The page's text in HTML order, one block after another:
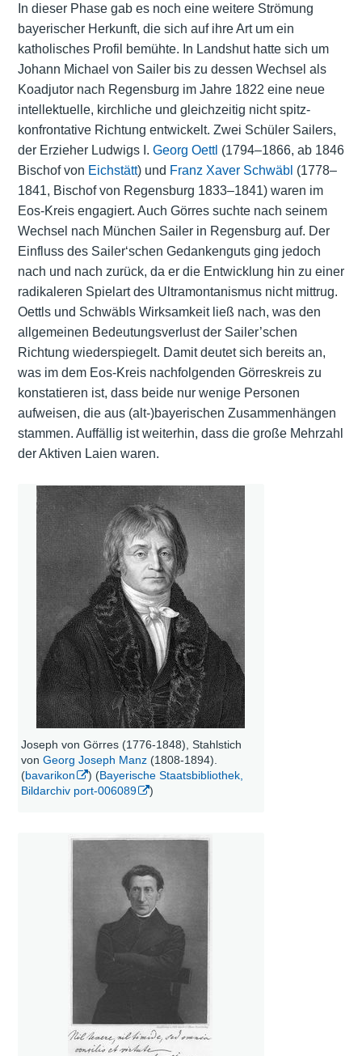
In dieser Phase gab es noch eine weitere Strömung
bayerischer Herkunft, die sich auf ihre Art um ein
katholisches Profil bemühte. In Landshut hatte sich um
Johann Michael von Sailer bis zu dessen Wechsel als
Koadjutor nach Regensburg im Jahre 1822 eine neue
intellektuelle, kirchliche und gleichzeitig nicht spitz-
konfrontative Richtung entwickelt. Zwei Schüler Sailers,
der Erzieher Ludwigs I. Georg Oettl (1794–1866, ab 1846
Bischof von Eichstätt) und Franz Xaver Schwäbl (1778–
1841, Bischof von Regensburg 1833–1841) waren im
Eos-Kreis engagiert. Auch Görres suchte nach seinem
Wechsel nach München Sailer in Regensburg auf. Der
Einfluss des Sailer‘schen Gedankenguts ging jedoch
nach und nach zurück, da er die Entwicklung hin zu einer
radikaleren Spielart des Ultramontanismus nicht mittrug.
Oettls und Schwäbls Wirksamkeit ließ nach, was den
allgemeinen Bedeutungsverlust der Sailer’schen
Richtung wiederspiegelt. Damit deutet sich bereits an,
was im dem Eos-Kreis nachfolgenden Görreskreis zu
konstatieren ist, dass beide nur wenige Personen
aufweisen, die aus (alt-)bayerischen Zusammenhängen
stammen. Auffällig ist weiterhin, dass die große Mehrzahl
der Aktiven Laien waren.
Joseph von Görres (1776-1848), Stahlstich
von Georg Joseph Manz(1808-1894).
(bavarikon ) (Bayerische Staatsbibliothek,
Bildarchiv port-006089
)